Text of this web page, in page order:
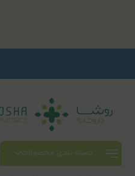
دسته بندی محصولات